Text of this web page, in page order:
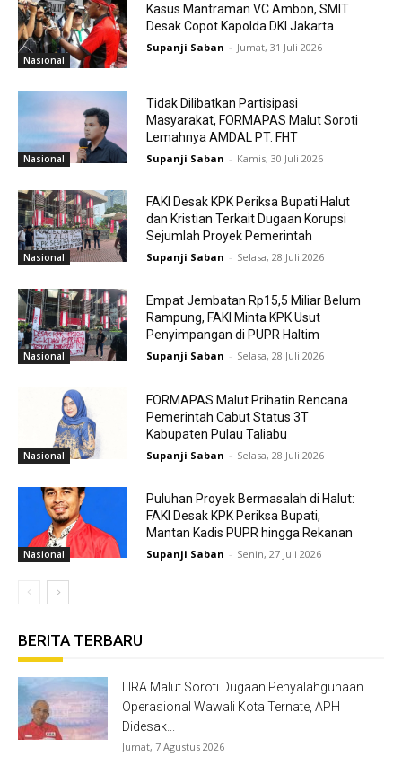
Nasional
Kasus Mantraman VC Ambon, SMIT
Desak Copot Kapolda DKI Jakarta
Supanji Saban - Jumat, 31 Juli 2026
Nasional
Tidak Dilibatkan Partisipasi
Masyarakat, FORMAPAS Malut Soroti
Lemahnya AMDAL PT. FHT
Supanji Saban - Kamis, 30 Juli 2026
Nasional
FAKI Desak KPK Periksa Bupati Halut
dan Kristian Terkait Dugaan Korupsi
Sejumlah Proyek Pemerintah
Supanji Saban - Selasa, 28 Juli 2026
Nasional
Empat Jembatan Rp15,5 Miliar Belum
Rampung, FAKI Minta KPK Usut
Penyimpangan di PUPR Haltim
Supanji Saban - Selasa, 28 Juli 2026
Nasional
FORMAPAS Malut Prihatin Rencana
Pemerintah Cabut Status 3T
Kabupaten Pulau Taliabu
Supanji Saban - Selasa, 28 Juli 2026
Nasional
Puluhan Proyek Bermasalah di Halut:
FAKI Desak KPK Periksa Bupati,
Mantan Kadis PUPR hingga Rekanan
Supanji Saban - Senin, 27 Juli 2026
BERITA TERBARU
LIRA Malut Soroti Dugaan Penyalahgunaan
Operasional Wawali Kota Ternate, APH
Didesak...
Jumat, 7 Agustus 2026